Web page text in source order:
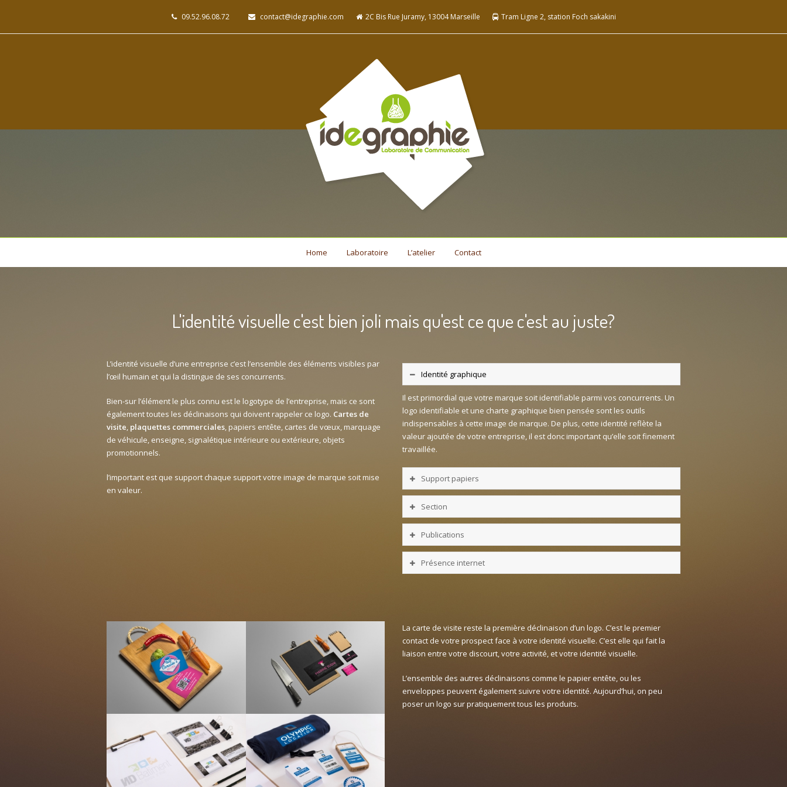
09.52.96.08.72 contact@idegraphie.com 2C Bis Rue Juramy, 13004 Marseille Tram Ligne 2, station Foch sakakini
Home Laboratoire L’atelier Contact
L'identité visuelle c'est bien joli mais qu'est ce que c'est au juste?
L’identité visuelle d’une entreprise c’est l’ensemble des éléments visibles par
l’œil humain et qui la distingue de ses concurrents.
Bien-sur l’élément le plus connu est le logotype de l’entreprise, mais ce sont
également toutes les déclinaisons qui doivent rappeler ce logo. Cartes de
visite, plaquettes commerciales, papiers entête, cartes de vœux, marquage
de véhicule, enseigne, signalétique intérieure ou extérieure, objets
promotionnels.
l’important est que support chaque support votre image de marque soit mise
en valeur.
Identité graphique
Il est primordial que votre marque soit identifiable parmi vos concurrents. Un
logo identifiable et une charte graphique bien pensée sont les outils
indispensables à cette image de marque. De plus, cette identité reflète la
valeur ajoutée de votre entreprise, il est donc important qu’elle soit finement
travaillée.
Support papiers
Section
Publications
Présence internet
La carte de visite reste la première déclinaison d’un logo. C’est le premier
contact de votre prospect face à votre identité visuelle. C’est elle qui fait la
liaison entre votre discourt, votre activité, et votre identité visuelle.
L’ensemble des autres déclinaisons comme le papier entête, ou les
enveloppes peuvent également suivre votre identité. Aujourd’hui, on peu
poser un logo sur pratiquement tous les produits.